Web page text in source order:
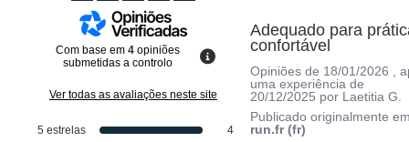
Com base em 4 opiniões
submetidas a controlo
Ver todas as avaliações neste site
5 estrelas
4
Adequado para
confortável
Opiniões de 18/01/2026
,
uma experiência de
20/12/2025 por Laetitia G.
Publicado originalmente
run.fr (fr)